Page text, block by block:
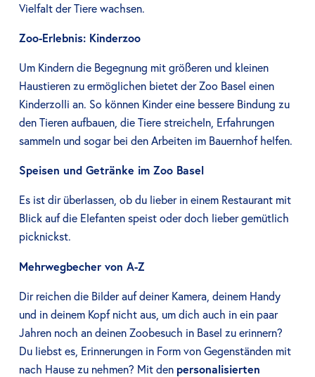
Vielfalt der Tiere wachsen.
Zoo-Erlebnis: Kinderzoo
Um Kindern die Begegnung mit größeren und kleinen
Haustieren zu ermöglichen bietet der Zoo Basel einen
Kinderzolli an. So können Kinder eine bessere Bindung zu
den Tieren aufbauen, die Tiere streicheln, Erfahrungen
sammeln und sogar bei den Arbeiten im Bauernhof helfen.
Speisen und Getränke im Zoo Basel
Es ist dir überlassen, ob du lieber in einem Restaurant mit
Blick auf die Elefanten speist oder doch lieber gemütlich
picknickst.
Mehrwegbecher von A-Z
Dir reichen die Bilder auf deiner Kamera, deinem Handy
und in deinem Kopf nicht aus, um dich auch in ein paar
Jahren noch an deinen Zoobesuch in Basel zu erinnern?
Du liebst es, Erinnerungen in Form von Gegenständen mit
nach Hause zu nehmen? Mit den personalisierten